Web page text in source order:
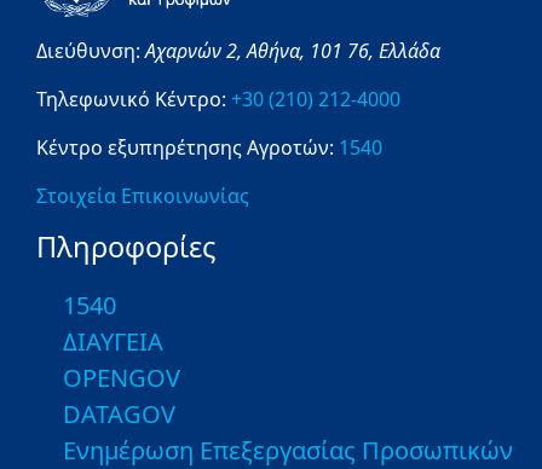
Διεύθυνση:Αχαρνών 2,Αθήνα, 101 76, Ελλάδα
Τηλεφωνικό Κέντρο: +30 (210) 212-4000
Κέντρο εξυπηρέτησης Αγροτών: 1540
Στοιχεία Επικοινωνίας
Πληροφορίες
1540
ΔΙΑΥΓΕΙΑ
OPENGOV
DATAGOV
Ενημέρωση Επεξεργασίας Προσωπικών